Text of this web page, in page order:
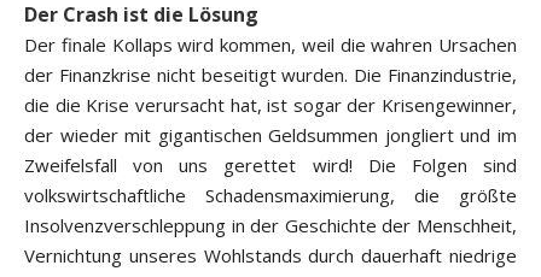
Der Crash ist die Lösung
Der finale Kollaps wird kommen, weil die wahren Ursachen
der Finanzkrise nicht beseitigt wurden. Die Finanzindustrie,
die die Krise verursacht hat, ist sogar der Krisengewinner,
der wieder mit gigantischen Geldsummen jongliert und im
Zweifelsfall von uns gerettet wird! Die Folgen sind
volkswirtschaftliche Schadensmaximierung, die größte
Insolvenzverschleppung in der Geschichte der Menschheit,
Vernichtung unseres Wohlstands durch dauerhaft niedrige